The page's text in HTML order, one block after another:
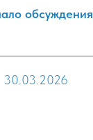
обсуждения
30.03.2026